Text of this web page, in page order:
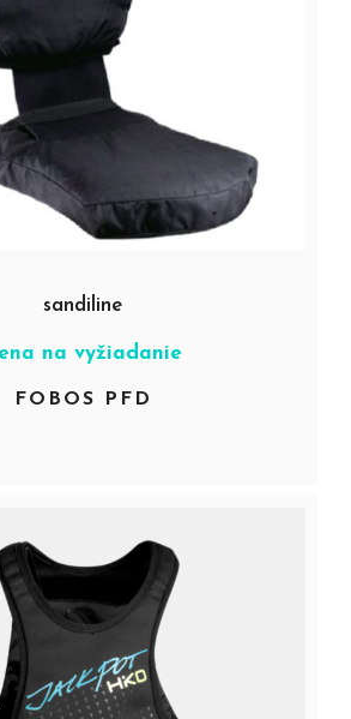
sandiline
na vyžiadanie
FOBOS PFD